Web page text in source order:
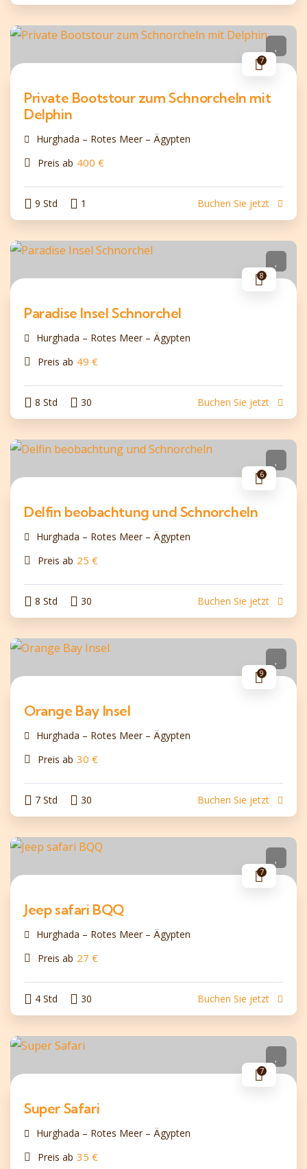
7
Private Bootstour zum Schnorcheln mit
Delphin
Hurghada – Rotes Meer – Ägypten
Preis ab 400 €
9 Std 1 Buchen Sie jetzt
8
Paradise Insel Schnorchel
Hurghada – Rotes Meer – Ägypten
Preis ab 49 €
8 Std 30 Buchen Sie jetzt
6
Delfin beobachtung und Schnorcheln
Hurghada – Rotes Meer – Ägypten
Preis ab 25 €
8 Std 30 Buchen Sie jetzt
9
Orange Bay Insel
Hurghada – Rotes Meer – Ägypten
Preis ab 30 €
7 Std 30 Buchen Sie jetzt
7
Jeep safari BQQ
Hurghada – Rotes Meer – Ägypten
Preis ab 27 €
4 Std 30 Buchen Sie jetzt
7
Super Safari
Hurghada – Rotes Meer – Ägypten
Preis ab 35 €